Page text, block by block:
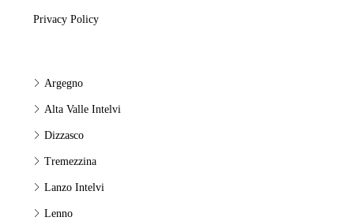
Privacy Policy
Argegno
Alta Valle Intelvi
Dizzasco
Tremezzina
Lanzo Intelvi
Lenno